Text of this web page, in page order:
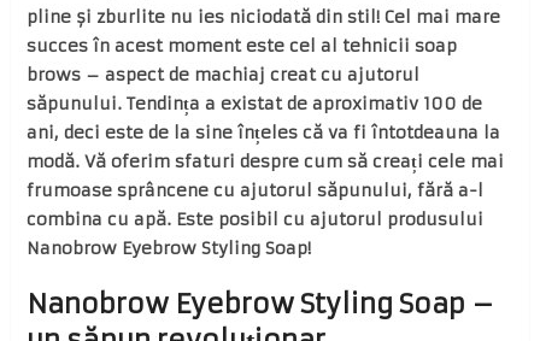
pline și zburlite nu ies niciodată din stil! Cel mai mare
succes în acest moment este cel al tehnicii soap
brows – aspect de machiaj creat cu ajutorul
săpunului. Tendința a existat de aproximativ 100 de
ani, deci este de la sine înțeles că va fi întotdeauna la
modă. Vă oferim sfaturi despre cum să creați cele mai
frumoase sprâncene cu ajutorul săpunului, fără a-l
combina cu apă. Este posibil cu ajutorul produsului
Nanobrow Eyebrow Styling Soap!
Nanobrow Eyebrow Styling Soap –